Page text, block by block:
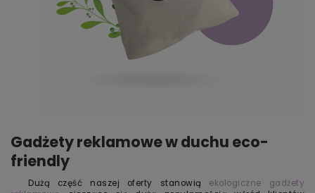
Gadżety reklamowe w duchu eco-
friendly
Dużą część naszej oferty stanowią ekologiczne gadżety